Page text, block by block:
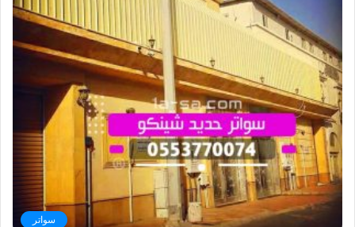
سواتر